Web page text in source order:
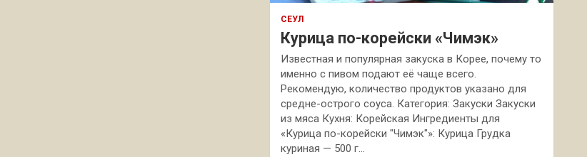
СЕУЛ
Курица по-корейски «Чимэк»
Известная и популярная закуска в Корее, почему то
именно с пивом подают её чаще всего.
Рекомендую, количество продуктов указано для
средне-острого соуса. Категория: Закуски Закуски
из мяса Кухня: Корейская Ингредиенты для
«Курица по-корейски "Чимэк"»: Курица Грудка
куриная — 500 г…